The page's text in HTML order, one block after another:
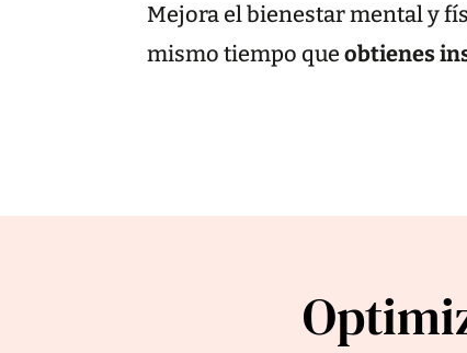
Mejora el bienestar mental y
mismo tiempo que obtienes